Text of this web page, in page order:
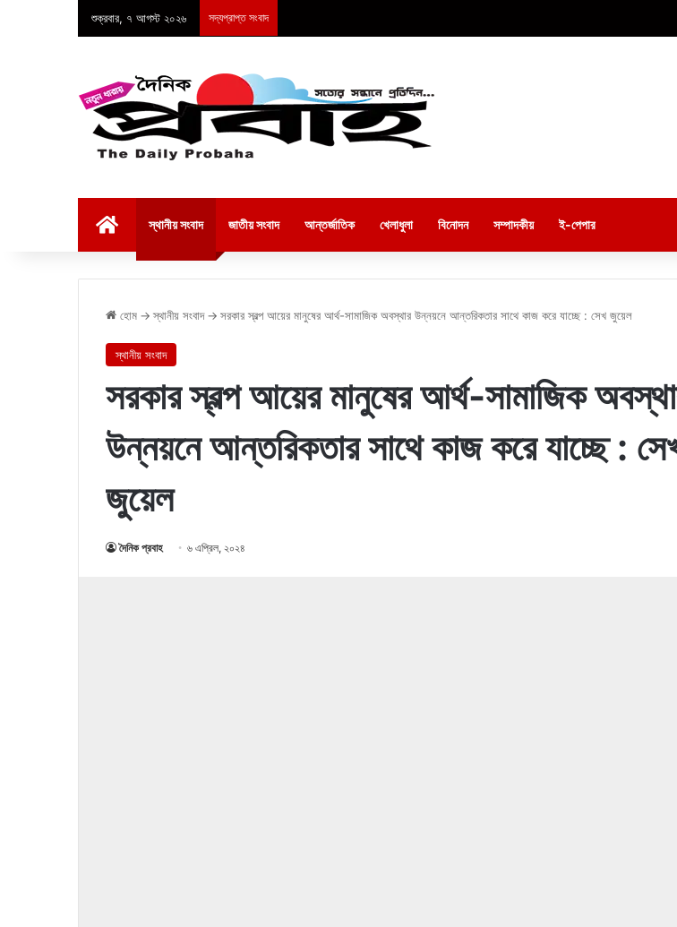
শুক্রবার, ৭ আগস্ট ২০২৬ সদ্যপ্রাপ্ত সংবাদ
স্থানীয় সংবাদ জাতীয় সংবাদ আন্তর্জাতিক খেলাধুলা বিনোদন সম্পাদকীয় ই-পেপার
হোম → স্থানীয় সংবাদ → সরকার স্বল্প আয়ের মানুষের আর্থ-সামাজিক অবস্থার উন্নয়নে আন্তরিকতার সাথে কাজ করে যাচ্ছে : সেখ জুয়েল
স্থানীয় সংবাদ
সরকার স্বল্প আয়ের মানুষের আর্থ-সামাজিক
উন্নয়নে আন্তরিকতার সাথে কাজ করে যাচ্ছে :
জুয়েল
দৈনিক প্রবাহ ৬ এপ্রিল, ২০২৪